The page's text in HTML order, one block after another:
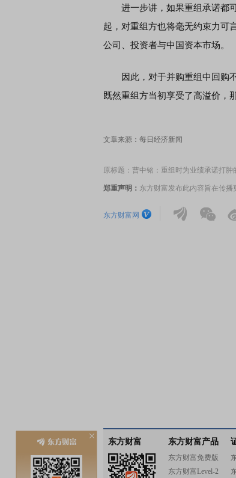
进一步讲，如果重组承诺都可
起，对重组方也将毫无约束力可
公司、投资者与中国资本市场。
因此，对于并购重组中回购不
既然重组方当初享受了高溢价，
文章来源：每日经济新闻
原标题：曹中铭：重组时为业绩承诺打肿
郑重声明： 东方财富发布此内容旨在传播
东方财富网
东方财富 东方财富产品
东方财富免费版
东方财富Level-2